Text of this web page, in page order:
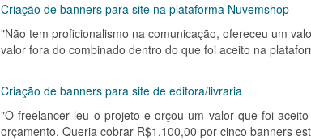
Criação de banners para site na plataforma Nuvemshop
"Não tem proficionalismo na comunicação, ofereceu um
valor fora do combinado dentro do que foi aceito na
Criação de banners para site de editora/livraria
"O freelancer leu o projeto e orçou um valor que foi
orçamento. Queria cobrar R$1.100,00 por cinco banners